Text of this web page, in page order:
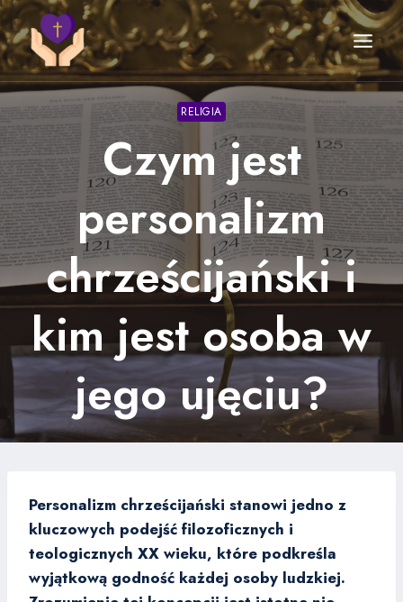
Przejdź
do
treści
RELIGIA
Czym jest
personalizm
chrześcijański i
kim jest osoba w
jego ujęciu?
Personalizm chrześcijański stanowi jedno z
kluczowych podejść filozoficznych i
teologicznych XX wieku, które podkreśla
wyjątkową godność każdej osoby ludzkiej.